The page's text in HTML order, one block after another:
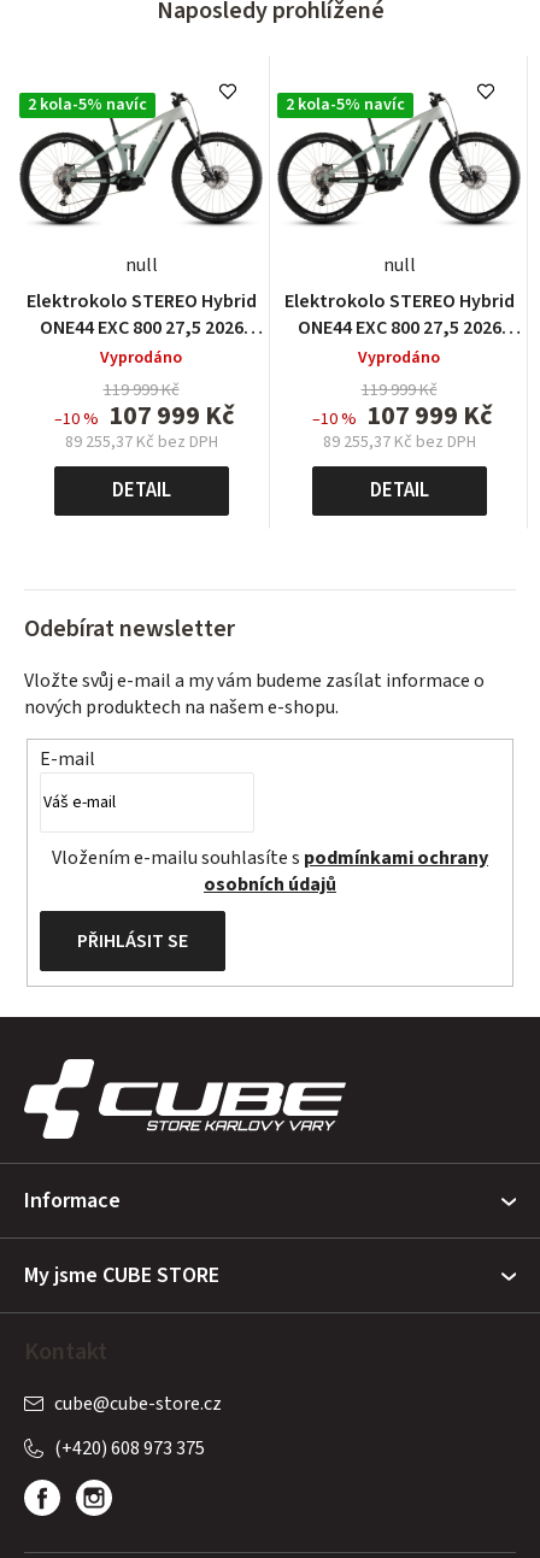
Naposledy prohlížené
2 kola-5% navíc
null
Elektrokolo STEREO Hybrid
ONE44 EXC 800 27,5 2026
desertstone´n´driedherbs
Vyprodáno
119 999 Kč
–10 % 107 999 Kč
89 255,37 Kč bez DPH
Měrná
cena:
DETAIL
2 kola-5% navíc
null
Elektrokolo STEREO Hybrid
ONE44 EXC 800 27,5 2026
desertstone´n´driedherbs
Vyprodáno
119 999 Kč
–10 % 107 999 Kč
89 255,37 Kč bez DPH
Měrná
cena:
DETAIL
Odebírat newsletter
Vložte svůj e-mail a my vám budeme zasílat informace o
nových produktech na našem e-shopu.
E-mail
Vložením e-mailu souhlasíte s podmínkami ochrany
osobních údajů
PŘIHLÁSIT SE
Informace
My jsme CUBE STORE
Kontakt
cube@cube-store.cz
(+420) 608 973 375